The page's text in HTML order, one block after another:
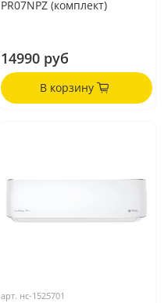
PR07NPZ (комплект)
14990 руб
В корзину
арт. нс-1525701